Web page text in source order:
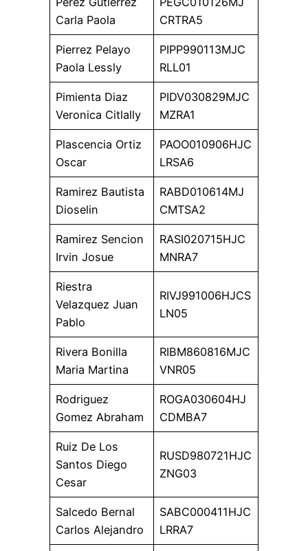
Carla Paola
CRTRA5
Pierrez Pelayo
Paola Lessly
PIPP990113MJC
RLL01
Pimienta Diaz
Veronica Citlally
PIDV030829MJC
MZRA1
Plascencia Ortiz
Oscar
PAOO010906HJC
LRSA6
Ramirez Bautista
Dioselin
RABD010614MJ
CMTSA2
Ramirez Sencion
Irvin Josue
RASI020715HJC
MNRA7
Riestra
Velazquez Juan
Pablo
RIVJ991006HJCS
LN05
Rivera Bonilla
Maria Martina
RIBM860816MJC
VNR05
Rodriguez
Gomez Abraham
ROGA030604HJ
CDMBA7
Ruiz De Los
Santos Diego
Cesar
RUSD980721HJC
ZNG03
Salcedo Bernal
Carlos Alejandro
SABC000411HJC
LRRA7